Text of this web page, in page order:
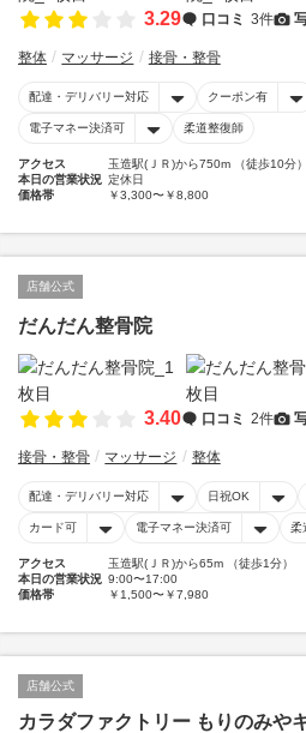
3.29 口コミ 3件
整体 マッサージ 接骨・整骨
配達・デリバリー対応 クーポン有
電子マネー決済可 柔道整復師
アクセス
玉造駅(ＪＲ)から750m （徒歩10分）
本日の営業状況 定休日
価格帯
￥3,300〜￥8,800
店舗公式
だんだん整骨院
3.40 口コミ 2件
接骨・整骨 マッサージ 整体
配達・デリバリー対応 日祝OK
カード可 電子マネー決済可 柔
アクセス
玉造駅(ＪＲ)から65m （徒歩1分）
本日の営業状況 9:00〜17:00
価格帯
￥1,500〜￥7,980
店舗公式
カラダファクトリー もりのみや